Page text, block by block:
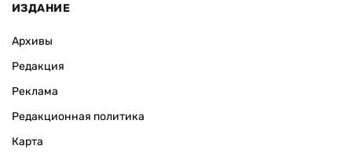
ИЗДАНИЕ
Архивы
Редакция
Реклама
Редакционная политика
Карта